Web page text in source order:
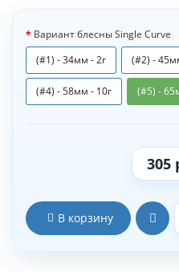
Вариант блесны Single Curve
(#1) - 34мм - 2г
(#2) -
(#4) - 58мм - 10г (#5) -
305
В корзину